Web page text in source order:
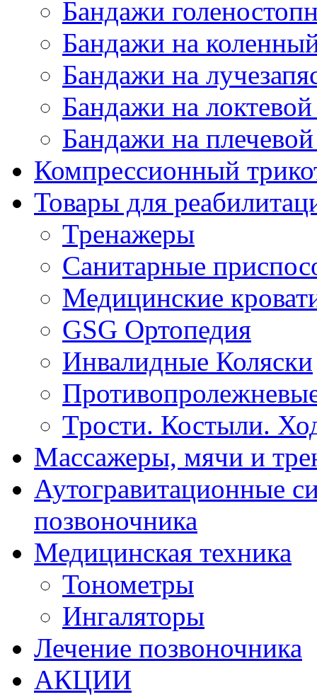
Бандажи
Бандажи на
Бандажи на
Бандажи на локтевой
Бандажи на плечевой
Компрессионный
Товары для
Тренажеры
Санитарные
Медицинские
GSG Ортопедия
Инвалидные Коляски
Трости. Костыли.
Массажеры, мячи и
Аутогравитационные
позвоночника
Медицинская техника
Тонометры
Ингаляторы
Лечение позвоночника
АКЦИИ